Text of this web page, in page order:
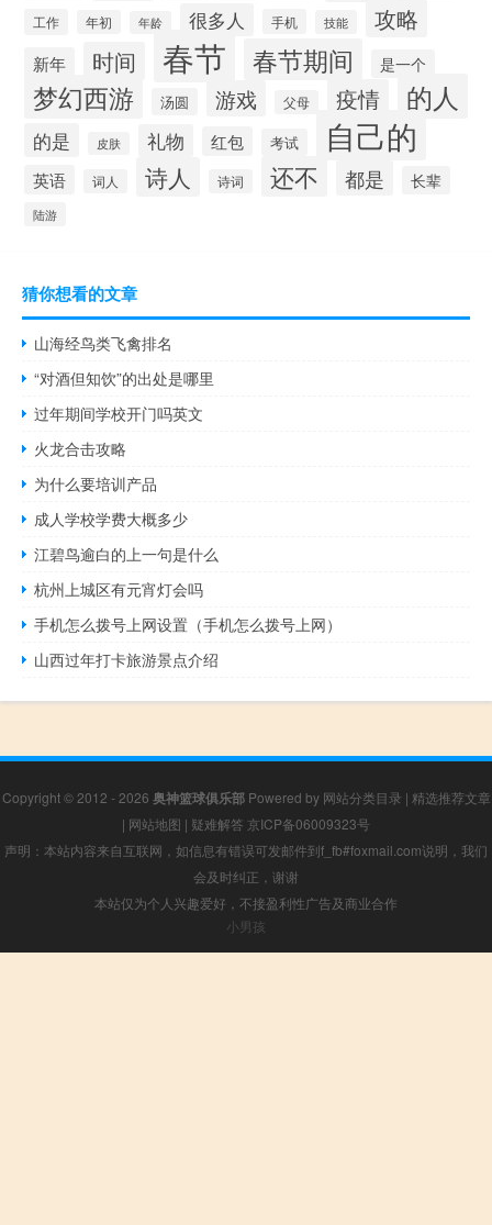
工作 年初 年龄 很多人 手机 技能 攻略
新年 时间 春节 春节期间 是一个
梦幻西游 汤圆 游戏 父母 疫情 的人
的是 皮肤 礼物 红包 考试 自己的
英语 词人 诗人 诗词 还不 都是 长辈
陆游
猜你想看的文章
山海经鸟类飞禽排名
“对酒但知饮”的出处是哪里
过年期间学校开门吗英文
火龙合击攻略
为什么要培训产品
成人学校学费大概多少
江碧鸟逾白的上一句是什么
杭州上城区有元宵灯会吗
手机怎么拨号上网设置（手机怎么拨号上网）
山西过年打卡旅游景点介绍
Copyright © 2012 - 2026 奥神篮球俱乐部Powered by 网站分类目录 | 精选推荐文章
| 网站地图 | 疑难解答 京ICP备06009323号
声明：本站内容来自互联网，如信息有错误可发邮件到f_fb#foxmail.com说明，我们
会及时纠正，谢谢
本站仅为个人兴趣爱好，不接盈利性广告及商业合作
小男孩